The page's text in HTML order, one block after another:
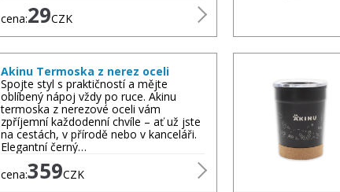
cena:29CZK
Akinu Termoska z nerez oceli
Spojte styl s praktičností a mějte
oblíbený nápoj vždy po ruce. Akinu
termoska z nerezové oceli vám
zpříjemní každodenní chvíle – ať už jste
na cestách, v přírodě nebo v kanceláři.
Elegantní černý…
cena:359CZK